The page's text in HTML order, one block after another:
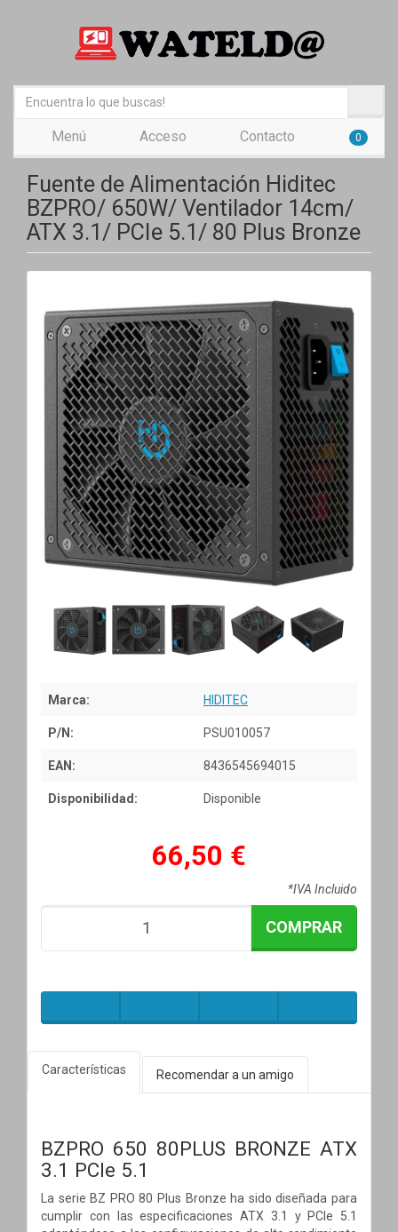
Menú Acceso Contacto 0
Fuente de Alimentación Hiditec
BZPRO/ 650W/ Ventilador 14cm/
ATX 3.1/ PCIe 5.1/ 80 Plus Bronze
Marca: HIDITEC
P/N: PSU010057
EAN: 8436545694015
Disponibilidad: Disponible
66,50 €
*IVA Incluido
COMPRAR
Características Recomendar a un amigo
BZPRO 650 80PLUS BRONZE ATX
3.1 PCIe 5.1
La serie BZ PRO 80 Plus Bronze ha sido diseñada para
cumplir con las especificaciones ATX 3.1 y PCIe 5.1